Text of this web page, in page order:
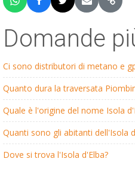
Domande
Ci sono distributori di metano e
Quanto dura la traversata
Quale è l'origine del nome Isola
Quanti sono gli abitanti dell'Isola
Dove si trova l'Isola d'Elba?